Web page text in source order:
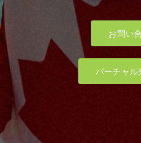
お問い
バーチャル